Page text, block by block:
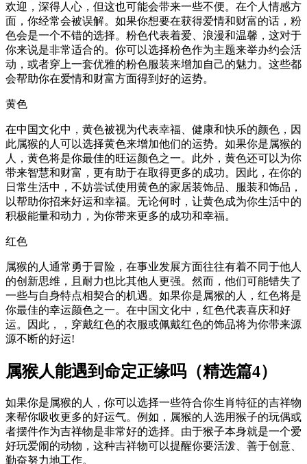
欢迎，深得人心，但这也可能会带来一些不便。在个人情感方
面，你经常会被误解。如果你想要在获得爱情和财富的话，粉
色会是一个不错的选择。粉色代表着爱、浪漫和温馨，这对于
你来说是非常适合的。你可以选择粉色作为主题来举办约会活
动，或者穿上一套优雅的粉色服装来增加自己的魅力。这些都
会帮助你在爱情和财富方面得到好的运势。
黄色
在中国文化中，黄色被视为代表幸福、健康和快乐的颜色，因
此属猴的人可以选择黄色来增加他们的运势。如果你是属猴的
人，黄色将是你最佳的旺运颜色之一。此外，黄色还可以为你
带来智慧和财富，更有助于在取得更多的成功。因此，在你的
日常生活中，不妨尝试使用黄色的家居装饰品、服装和饰品，
以帮助你招来好运和幸福。无论何时，让黄色成为你生活中的
积极能量和动力，为你带来更多的成功和幸福。
红色
属猴的人通常勇于冒险，在事业发展方面往往有着不同于他人
的创新思维，且耐力也比其他人更强。然而，他们可能错失了
一些与自身特点相契合的机遇。如果你是属猴的人，红色将是
你最佳的幸运颜色之一。在中国文化中，红色代表喜庆和好
运。因此，，穿戴红色的衣服或佩戴红色的饰品将为你带来源
源不断的好运!
属猴人能遇到命定正缘吗（精选篇4）
如果你是属猴的人，你可以选择一些符合你生肖特征的吉祥物
来帮你吸收更多的好运气。例如，属猴的人选用猴子的玩偶或
者摆件作为吉祥物是非常好的选择。由于猴子本身就是一个爱
好玩爱闹的动物，这种吉祥物可以提醒你要活泼、善于创意、
勤奋努力地工作。